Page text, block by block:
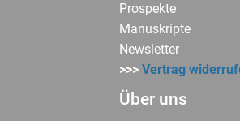
Prospekte
Manuskripte
Newsletter
>>>Vertrag
Über uns